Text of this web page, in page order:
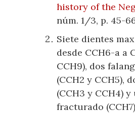
history of the
núm. 1/3, p. 45-
Siete dientes
desde CCH6-a a
CCH9), dos
(CCH2 y CCH5),
(CCH3 y CCH4)
fracturado